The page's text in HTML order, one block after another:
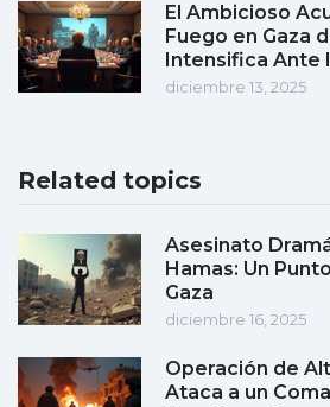
El Ambicioso
Fuego en Gaza
Intensifica Ante
diciembre 13, 2025
Related topics
Asesinato
Hamas: Un
Gaza
diciembre 16, 2025
Operación de
Ataca a un